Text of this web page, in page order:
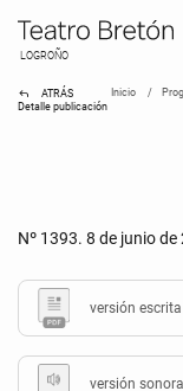
LOGROÑO
reply ATRÁS Inicio
Detalle publicación
Nº 1393. 8 de junio de
versión escrita
versión sonora